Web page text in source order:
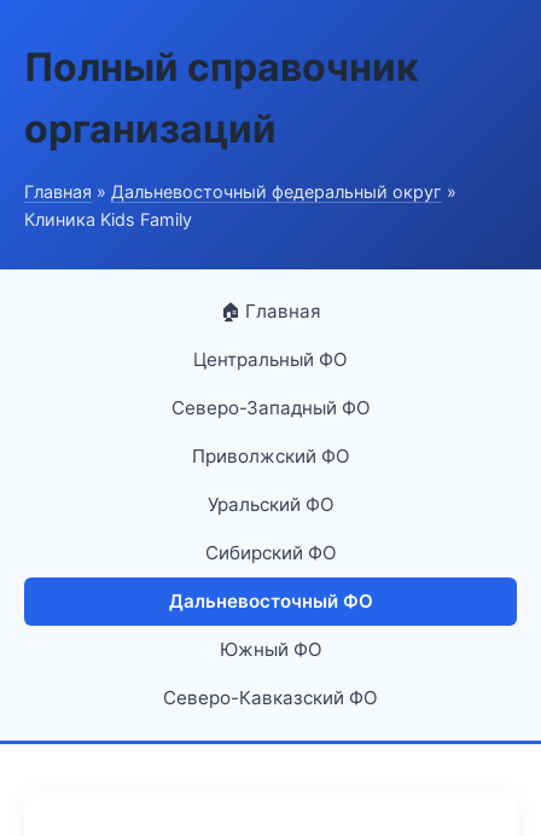
Полный справочник
организаций
Главная » Дальневосточный федеральный округ »
Клиника Kids Family
🏠 Главная
Центральный ФО
Северо-Западный ФО
Приволжский ФО
Уральский ФО
Сибирский ФО
Дальневосточный ФО
Южный ФО
Северо-Кавказский ФО